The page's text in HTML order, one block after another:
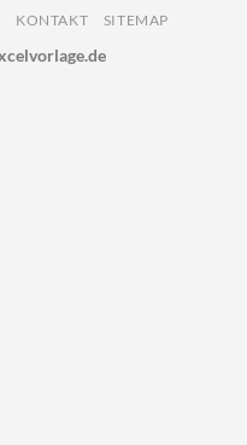
KONTAKT SITEMAP